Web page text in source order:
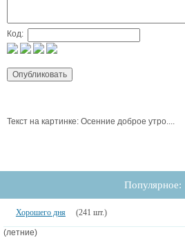
Код:
Текст на картинке: Осенние доброе утро....
Популярное:
Хорошего дня (241 шт.)
(летние)